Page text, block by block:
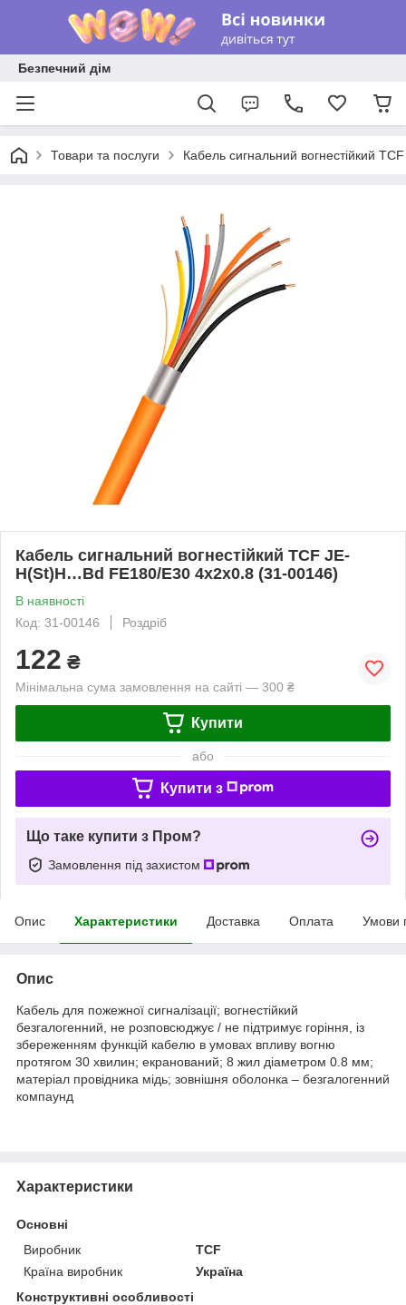
Безпечний дім
Товари та послуги Кабель сигнальний вогнестійкий
Кабель сигнальний вогнестійкий TCF JE-
H(St)H…Bd FE180/E30 4x2x0.8 (31-00146)
В наявності
Код: 31-00146
Роздріб
122 ₴
Мінімальна сума замовлення на сайті — 300 ₴
Купити
або
Купити з
Що таке купити з Пром?
Замовлення під захистом
Опис Характеристики Доставка Оплата Умови
Опис
Кабель для пожежної сигналізації; вогнестійкий
безгалогенний, не розповсюджує / не підтримує горіння, із
збереженням функцій кабелю в умовах впливу вогню
протягом 30 хвилин; екранований; 8 жил діаметром 0.8 мм;
матеріал провідника мідь; зовнішня оболонка – безгалогенний
компаунд
Характеристики
Основні
Виробник
TCF
Країна виробник
Україна
Конструктивні особливості